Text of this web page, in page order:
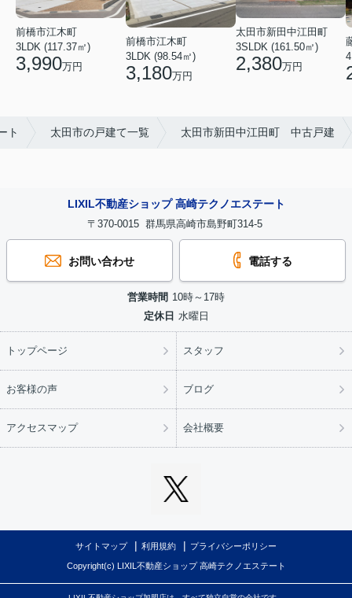
前橋市江木町
3LDK (117.37㎡)
3,990万円
前橋市江木町
3LDK (98.54㎡)
3,180万円
太田市新田中江田町
3SLDK (161.50㎡)
2,380万円
ト 太田市の戸建て一覧 太田市新田中江田町 中古戸建
LIXIL不動産ショップ 高崎テクノエステート
〒370-0015 群馬県高崎市島野町314-5
お問い合わせ 電話する
営業時間 10時～17時
定休日 水曜日
トップページ スタッフ
お客様の声 ブログ
アクセスマップ 会社概要
サイトマップ 利用規約 プライバシーポリシー
Copyright(c) LIXIL不動産ショップ 高崎テクノエステート